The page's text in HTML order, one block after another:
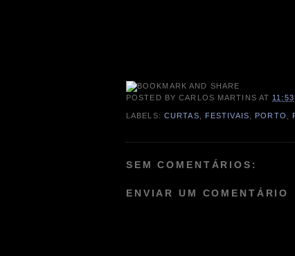
POSTED BYCARLOS MARTINS AT 11:53
LABELS: CURTAS FESTIVAIS PORTO
SEM COMENTÁRIOS:
ENVIAR UM COMENTÁRIO